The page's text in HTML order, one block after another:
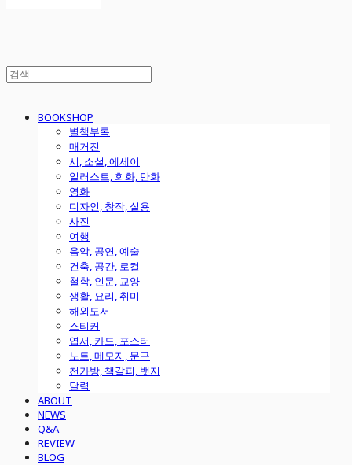
BOOKSHOP
별책부록
매거진
시, 소설, 에세이
일러스트, 회화, 만화
영화
디자인, 창작, 실용
사진
여행
음악, 공연, 예술
건축, 공간, 로컬
철학, 인문, 교양
생활, 요리, 취미
해외도서
스티커
엽서, 카드, 포스터
노트, 메모지, 문구
천가방, 책갈피, 뱃지
달력
ABOUT
NEWS
Q&A
REVIEW
BLOG